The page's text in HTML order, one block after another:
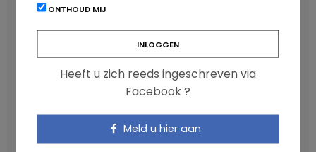
ONTHOUD MIJ
Heeft u zich reeds ingeschreven via
Facebook ?
Meld u hier aan